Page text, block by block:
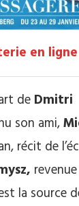
en ligne
de Dmitri
son ami,
récit de
la source